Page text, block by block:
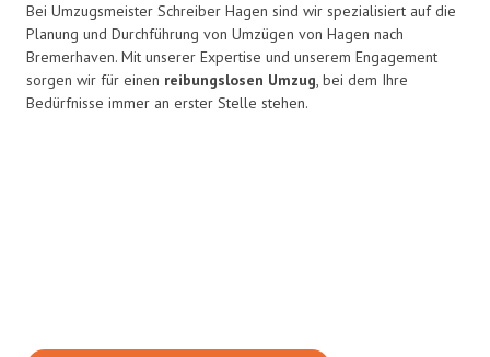
Bei Umzugsmeister Schreiber Hagen sind wir spezialisiert auf die
Planung und Durchführung von Umzügen von Hagen nach
Bremerhaven. Mit unserer Expertise und unserem Engagement
sorgen wir für einen reibungslosen Umzug, bei dem Ihre
Bedürfnisse immer an erster Stelle stehen.